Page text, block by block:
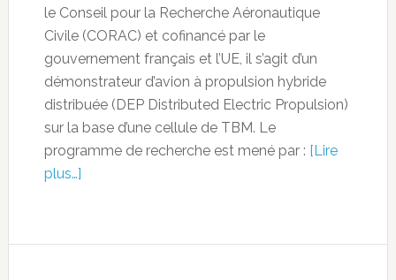
le Conseil pour la Recherche Aéronautique
Civile (CORAC) et cofinancé par le
gouvernement français et l’UE, il s’agit d’un
démonstrateur d’avion à propulsion hybride
distribuée (DEP Distributed Electric Propulsion)
sur la base d’une cellule de TBM. Le
programme de recherche est mené par : [Lire
plus…]